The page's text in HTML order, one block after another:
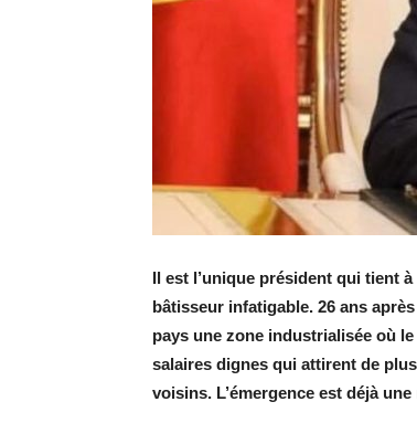
Il est l’unique président qui tient
bâtisseur infatigable. 26 ans
pays une zone industrialisée où
salaires dignes qui attirent de
voisins. L’émergence est déjà